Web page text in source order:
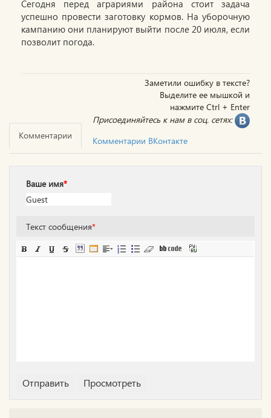
Сегодня перед аграриями района стоит задача
успешно провести заготовку кормов. На уборочную
кампанию они планируют выйти после 20 июля, если
позволит погода.
Заметили ошибку в тексте?
Выделите ее мышкой и
нажмите Ctrl + Enter
Присоединяйтесь к нам в соц. сетях:
Комментарии
Комментарии ВКонтакте
Ваше имя*
Текст сообщения*